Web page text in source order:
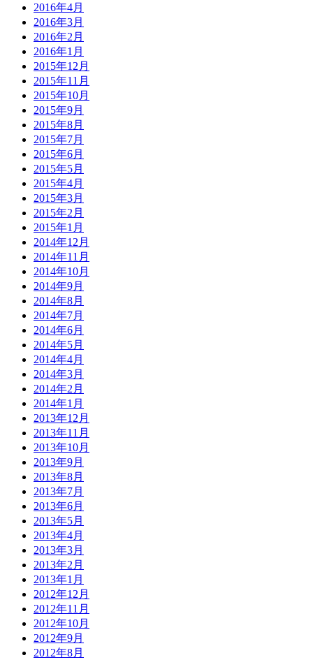
2016年4月
2016年3月
2016年2月
2016年1月
2015年12月
2015年11月
2015年10月
2015年9月
2015年8月
2015年7月
2015年6月
2015年5月
2015年4月
2015年3月
2015年2月
2015年1月
2014年12月
2014年11月
2014年10月
2014年9月
2014年8月
2014年7月
2014年6月
2014年5月
2014年4月
2014年3月
2014年2月
2014年1月
2013年12月
2013年11月
2013年10月
2013年9月
2013年8月
2013年7月
2013年6月
2013年5月
2013年4月
2013年3月
2013年2月
2013年1月
2012年12月
2012年11月
2012年10月
2012年9月
2012年8月